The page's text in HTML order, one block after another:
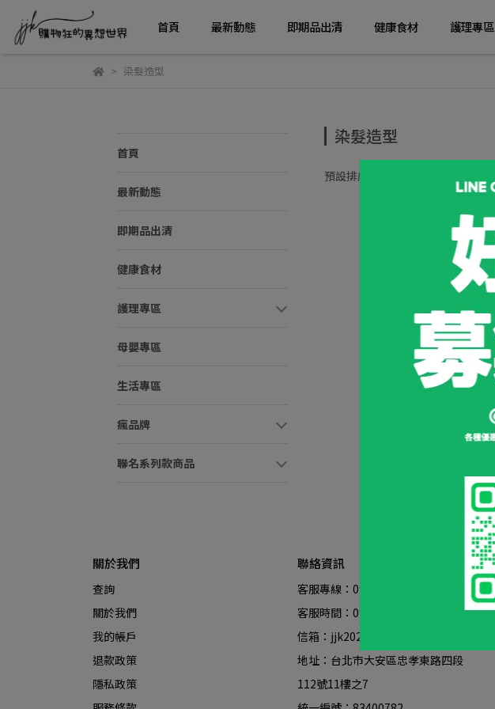
首頁 最新動態 即期品出清 健康食材 護理專區
染髮造型
首頁
最新動態
即期品出清
健康食材
護理專區
母嬰專區
生活專區
瘋品牌
聯名系列款商品
染髮造型
預設排序
關於我們
查詢
關於我們
我的帳戶
退款政策
隱私政策
聯絡資訊
客服專線：0979-855-899
客服時間：09:00-18:00
信箱：jjk2020love@gmail.com
地址：台北市大安區忠孝東路四段
112號11樓之7